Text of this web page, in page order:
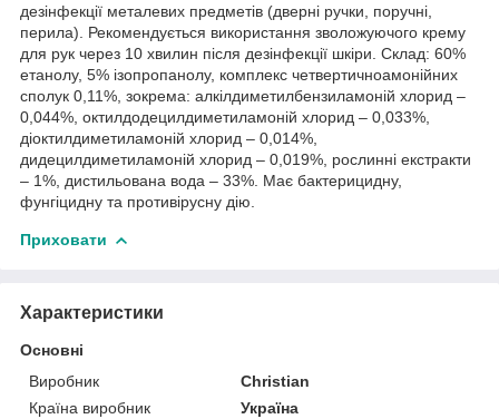
дезінфекції металевих предметів (дверні ручки, поручні,
перила). Рекомендується використання зволожуючого крему
для рук через 10 хвилин після дезінфекції шкіри. Склад: 60%
етанолу, 5% ізопропанолу, комплекс четвертичноамонійних
сполук 0,11%, зокрема: алкілдиметилбензиламоній хлорид –
0,044%, октилдодецилдиметиламоній хлорид – 0,033%,
діоктилдиметиламоній хлорид – 0,014%,
дидецилдиметиламоній хлорид – 0,019%, рослинні екстракти
– 1%, дистильована вода – 33%. Має бактерицидну,
фунгіцидну та противірусну дію.
Приховати
Характеристики
Основні
Виробник
Christian
Країна виробник
Україна